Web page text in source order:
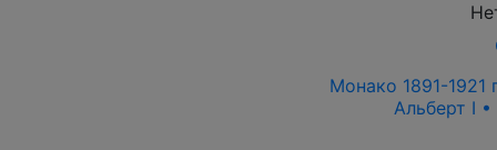
Монако 1891-1921
Альберт I